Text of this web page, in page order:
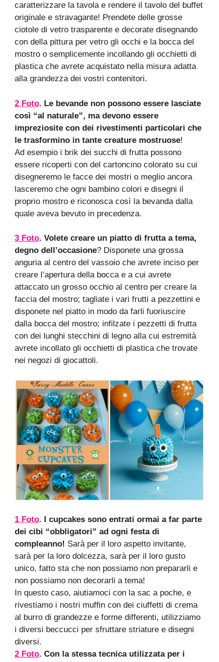
caratterizzare la tavola e rendere il tavolo del buffet
originale e stravagante! Prendete delle grosse
ciotole di vetro trasparente e decorate disegnando
con della pittura per vetro gli occhi e la bocca del
mostro o semplicemente incollando gli occhietti di
plastica che avrete acquistato nella misura adatta
alla grandezza dei vostri contenitori.
2 Foto. Le bevande non possono essere lasciate
così “al naturale”, ma devono essere
impreziosite con dei rivestimenti particolari che
le trasformino in tante creature mostruose!
Ad esempio i brik dei succhi di frutta possono
essere ricoperti con del cartoncino colorato su cui
disegneremo le facce dei mostri o meglio ancora
lasceremo che ogni bambino colori e disegni il
proprio mostro e riconosca così la bevanda dalla
quale aveva bevuto in precedenza.
3 Foto. Volete creare un piatto di frutta a tema,
degno dell’occasione? Disponete una grossa
anguria al centro del vassoio che avrete inciso per
creare l’apertura della bocca e a cui avrete
attaccato un grosso occhio al centro per creare la
faccia del mostro; tagliate i vari frutti a pezzettini e
disponete nel piatto in modo da farli fuoriuscire
dalla bocca del mostro; infilzate i pezzetti di frutta
con dei lunghi stecchini di legno alla cui estremità
avrete incollato gli occhietti di plastica che trovate
nei negozi di giocattoli.
1 Foto. I cupcakes sono entrati ormai a far parte
dei cibi “obbligatori” ad ogni festa di
compleanno! Sarà per il loro aspetto invitante,
sarà per la loro dolcezza, sarà per il loro gusto
unico, fatto sta che non possiamo non prepararli e
non possiamo non decorarli a tema!
In questo caso, aiutiamoci con la sac a poche, e
rivestiamo i nostri muffin con dei ciuffetti di crema
al burro di grandezze e forme differenti, utilizziamo
i diversi beccucci per sfruttare striature e disegni
diversi.
2 Foto. Con la stessa tecnica utilizzata per i